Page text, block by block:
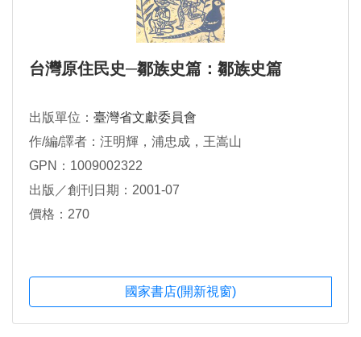
台灣原住民史─鄒族史篇：鄒族史篇
出版單位： 臺灣省文獻委員會
作/編/譯者：汪明輝，浦忠成，王嵩山
GPN：1009002322
出版／創刊日期：2001-07
價格：270
國家書店(開新視窗)